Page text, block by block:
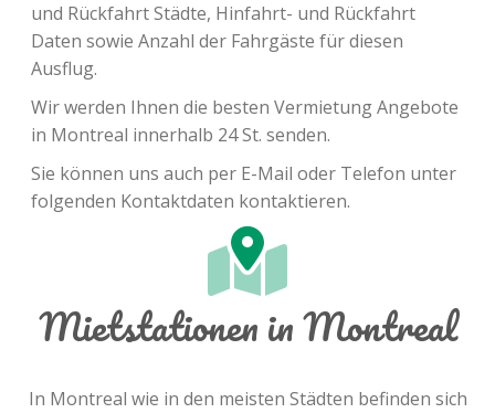
und Rückfahrt Städte, Hinfahrt- und Rückfahrt
Daten sowie Anzahl der Fahrgäste für diesen
Ausflug.
Wir werden Ihnen die besten Vermietung Angebote
in Montreal innerhalb 24 St. senden.
Sie können uns auch per E-Mail oder Telefon unter
folgenden Kontaktdaten kontaktieren.
Mietstationen in Montreal
In Montreal wie in den meisten Städten befinden sich